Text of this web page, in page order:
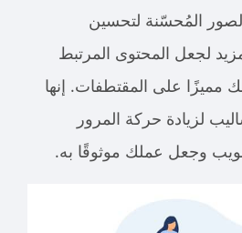
المُحسّنة لتحسين
لجعل المحتوى المرتبط
على المقتطفات. إنها
لزيادة حركة المرور
وجعل عملك موثوقًا به.